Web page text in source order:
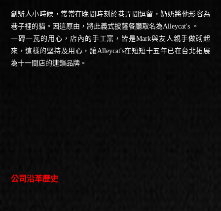
創辦人小時候，常常在晚間時刻於巷弄間逗留，奶奶將他形容為
巷子裡的貓。因這原由，將此義式披薩餐廳取名為Alleycat's 。
一磚一瓦的用心，店內的手工窯，皆是Mark與友人親手做砌起
來，這樣的堅持及用心，讓Alleycat's在短短十五年已在台北拓展
為十一間店的連鎖品牌。
公司沿革歷史